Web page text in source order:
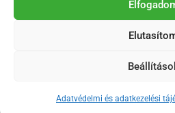
Adatvédelmi és adatkezelési
-
s
r
e
Médiatanács a Magyar Média
2018-2026. © Minden jog